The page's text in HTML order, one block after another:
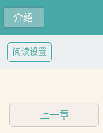
介绍
阅读设置
上一章